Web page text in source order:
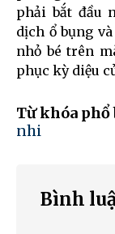
phải bắt đầu
dịch ổ bụng
nhỏ bé trên
phục kỳ diệu
Từ khóa phổ
nhi
Bình